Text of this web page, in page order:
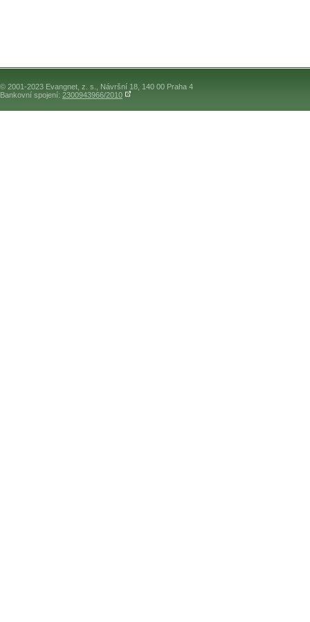
© 2001-2023 Evangnet, z. s., Návršní 18, 140 00 Praha 4
Bankovní spojení: 2300943966/2010